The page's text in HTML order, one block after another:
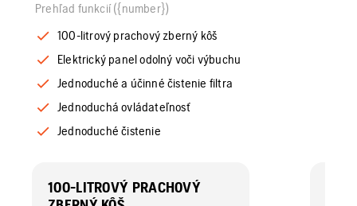
Prehľad funkcií ({number})
100-litrový prachový zberný kôš
Elektrický panel odolný voči výbuchu
Jednoduché a účinné čistenie filtra
Jednoduchá ovládateľnosť
Jednoduché čistenie
100-LITROVÝ PRACHOVÝ